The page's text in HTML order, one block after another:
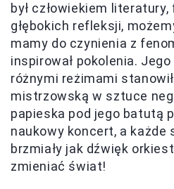
był człowiekiem
głębokich refleksji,
mamy do czynienia z
inspirował pokolenia.
różnymi reżimami
mistrzowską w sztuce
papieska pod jego batutą
naukowy koncert, a każde
brzmiały jak dźwięk
zmieniać świat!